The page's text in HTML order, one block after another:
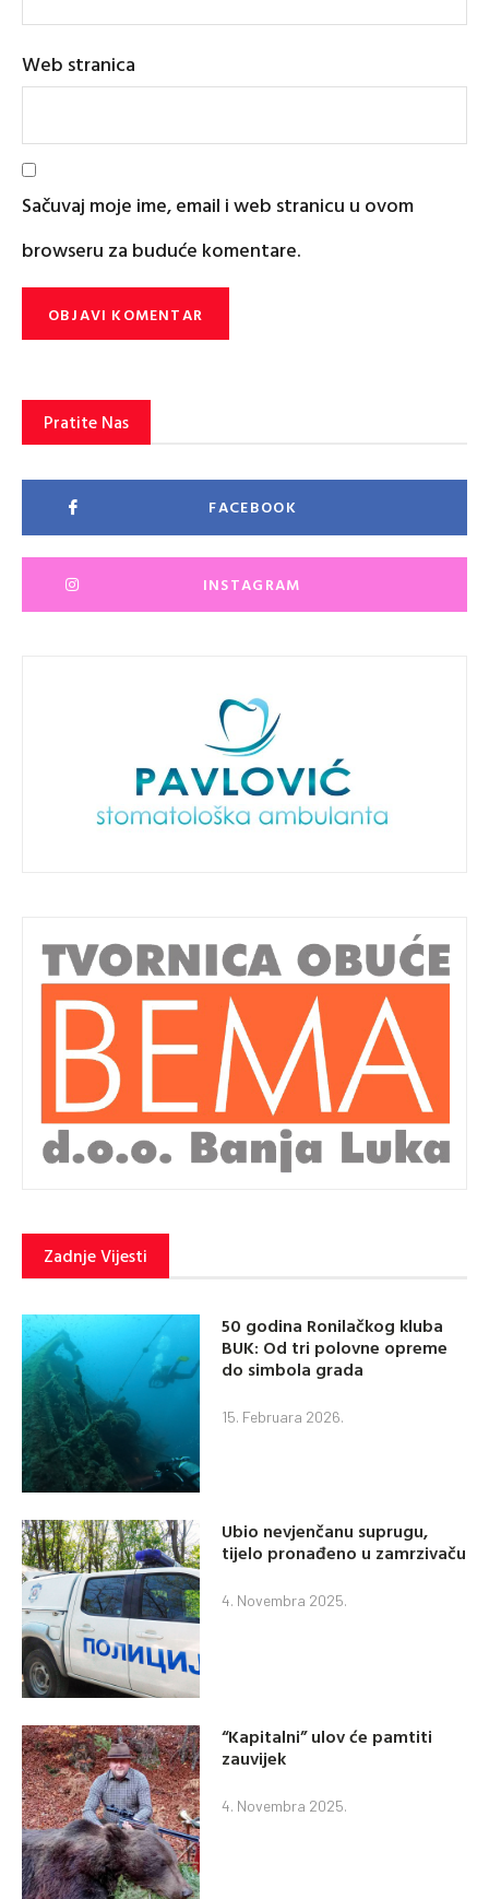
Web stranica
Sačuvaj moje ime, email i web stranicu u ovom
browseru za buduće komentare.
Pratite Nas
FACEBOOK
INSTAGRAM
Zadnje Vijesti
50 godina Ronilačkog kluba
BUK: Od tri polovne opreme
do simbola grada
15. Februara 2026.
Ubio nevjenčanu suprugu,
tijelo pronađeno u zamrzivaču
4. Novembra 2025.
“Kapitalni” ulov će pamtiti
zauvijek
4. Novembra 2025.